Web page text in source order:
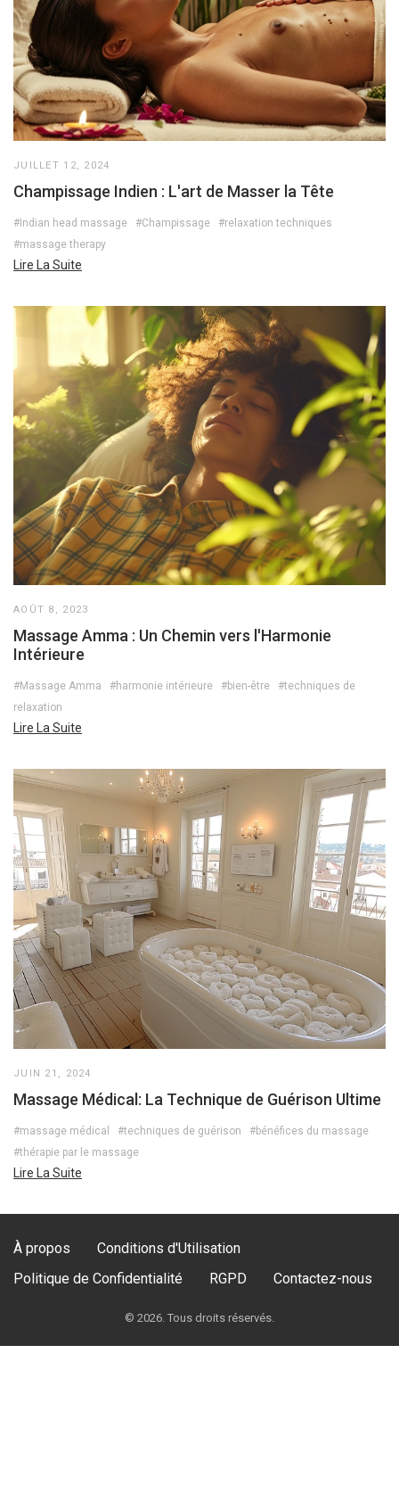
JUILLET 12, 2024
Champissage Indien : L'art de Masser la Tête
#Indian head massage #Champissage
#relaxation techniques
#massage therapy
Lire La Suite
AOÛT 8, 2023
Massage Amma : Un Chemin vers l'Harmonie
Intérieure
#Massage Amma #harmonie intérieure #bien-être
#techniques de
relaxation
Lire La Suite
JUIN 21, 2024
Massage Médical: La Technique de Guérison Ultime
#massage médical #techniques de guérison
#bénéfices du massage
#thérapie par le massage
Lire La Suite
À propos
Conditions d'Utilisation
Politique de Confidentialité
RGPD Contactez-nous
© 2026. Tous droits réservés.